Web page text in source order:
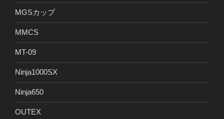
MGSカップ
MMCS
MT-09
Ninja1000SX
Ninja650
OUTEX